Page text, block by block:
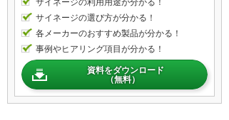
サイネージの選び方が分かる！
各メーカーのおすすめ製品が分かる！
事例やヒアリング項目が分かる！
資料をダウンロード
（無料）